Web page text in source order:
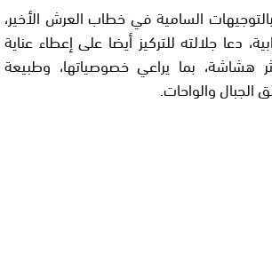
السامية في خطاب العرش الأخير،
دعا جلالته للتركيز أيضا على إعطاء عناية
هشاشة، بما يراعي خصوصياتها، وطبيعة
الجبال والواحات.